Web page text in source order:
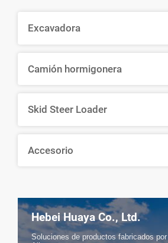
Excavadora
Camión hormigonera
Skid Steer Loader
Accesorio
Hebei Huaya Co., Ltd.
Soluciones de productos fabricados por